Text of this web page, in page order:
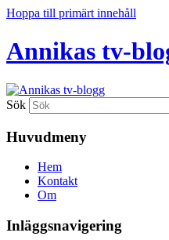
Hoppa till primärt innehåll
Annikas tv-
Sök
Huvudmeny
Hem
Kontakt
Om
Inläggsnavigering